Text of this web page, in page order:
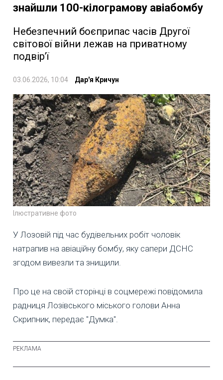
знайшли 100-кілограмову авіабомбу
Небезпечний боєприпас часів Другої
світової війни лежав на приватному
подвір’ї
03.06.2026, 10:04 Дар'я Кричун
Ілюстративне фото
У Лозовій під час будівельних робіт чоловік
натрапив на авіаційну бомбу, яку сапери ДСНС
згодом вивезли та знищили.
Про це на своїй сторінці в соцмережі повідомила
радниця Лозівського міського голови Анна
Скрипник, передає "Думка".